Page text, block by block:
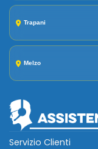
Trapani
Melzo
Servizio Clienti